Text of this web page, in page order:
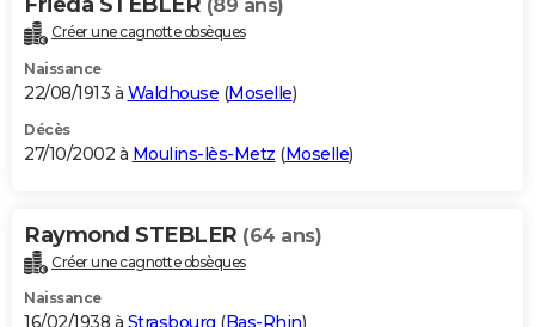
(89 ans)
Créer une cagnotte obsèques
Naissance
22/08/1913 à Waldhouse (Moselle)
Décès
27/10/2002 à Moulins-lès-Metz (Moselle)
Raymond STEBLER (64 ans)
Créer une cagnotte obsèques
Naissance
16/02/1938 à Strasbourg (Bas-Rhin)